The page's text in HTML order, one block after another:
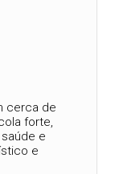
cerca de
forte,
e
e